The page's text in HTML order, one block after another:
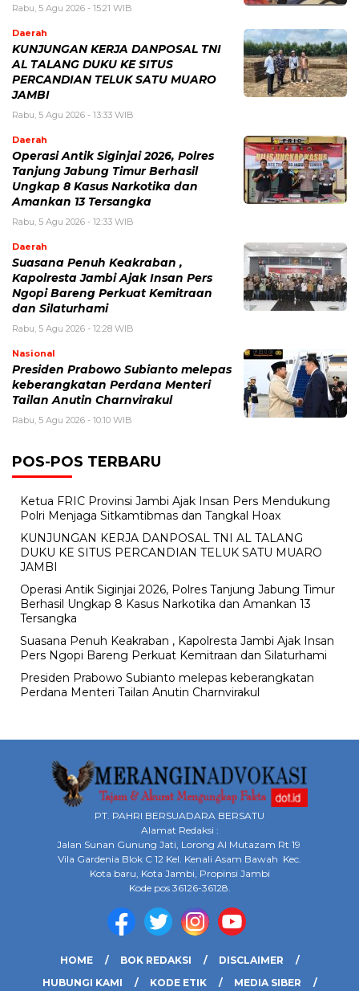
Rabu, 5 Agu 2026 - 15:21 WIB
Daerah
KUNJUNGAN KERJA DANPOSAL TNI
AL TALANG DUKU KE SITUS
PERCANDIAN TELUK SATU MUARO
JAMBI
Rabu, 5 Agu 2026 - 13:33 WIB
Daerah
Operasi Antik Siginjai 2026, Polres
Tanjung Jabung Timur Berhasil
Ungkap 8 Kasus Narkotika dan
Amankan 13 Tersangka
Rabu, 5 Agu 2026 - 12:33 WIB
Daerah
Suasana Penuh Keakraban ,
Kapolresta Jambi Ajak Insan Pers
Ngopi Bareng Perkuat Kemitraan
dan Silaturhami
Rabu, 5 Agu 2026 - 12:28 WIB
Nasional
Presiden Prabowo Subianto melepas
keberangkatan Perdana Menteri
Tailan Anutin Charnvirakul
Rabu, 5 Agu 2026 - 10:10 WIB
POS-POS TERBARU
Ketua FRIC Provinsi Jambi Ajak Insan Pers Mendukung
Polri Menjaga Sitkamtibmas dan Tangkal Hoax
KUNJUNGAN KERJA DANPOSAL TNI AL TALANG
DUKU KE SITUS PERCANDIAN TELUK SATU MUARO
JAMBI
Operasi Antik Siginjai 2026, Polres Tanjung Jabung Timur
Berhasil Ungkap 8 Kasus Narkotika dan Amankan 13
Tersangka
Suasana Penuh Keakraban , Kapolresta Jambi Ajak Insan
Pers Ngopi Bareng Perkuat Kemitraan dan Silaturhami
Presiden Prabowo Subianto melepas keberangkatan
Perdana Menteri Tailan Anutin Charnvirakul
PT. PAHRI BERSUADARA BERSATU
Alamat Redaksi :
Jalan Sunan Gunung Jati, Lorong Al Mutazam Rt 19
Vila Gardenia Blok C 12 Kel. Kenali Asam Bawah Kec.
Kota baru, Kota Jambi, Propinsi Jambi
Kode pos 36126-36128.
HOME BOK REDAKSI
DISCLAIMER
HUBUNGI KAMI
KODE ETIK MEDIA SIBER